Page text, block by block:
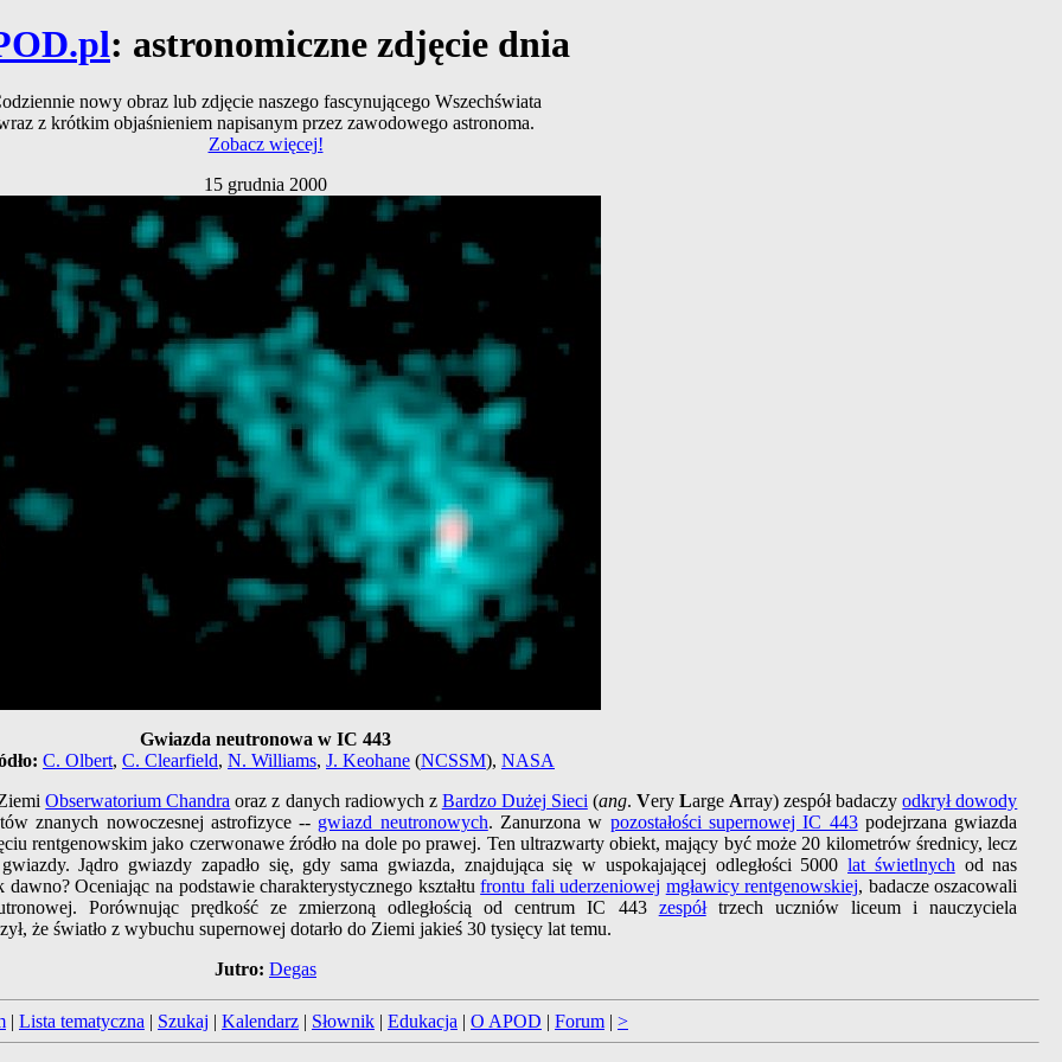
: astronomiczne zdjęcie dnia
nowy obraz lub zdjęcie naszego fascynującego Wszechświata
z krótkim objaśnieniem napisanym przez zawodowego astronoma.
Zobacz więcej!
15 grudnia 2000
Gwiazda neutronowa w IC 443
C. Olbert, C. Clearfield, N. Williams, J. Keohane (NCSSM), NASA
Obserwatorium Chandra oraz z danych radiowych z Bardzo Dużej Sieci (ang. VeryLarge Array) zespół badaczyodkrył dowody
znanych nowoczesnej astrofizyce -- gwiazd neutronowych. Zanurzona w pozostałości supernowej IC 443podejrzana gwiazda
rentgenowskim jako czerwonawe źródło na dole po prawej. Ten ultrazwarty obiekt, mający być może 20 kilometrów średnicy, lecz
Jądro gwiazdy zapadło się, gdy sama gwiazda, znajdująca się w uspokajającej odległości 5000lat świetlnych od nas
dawno? Oceniając na podstawie charakterystycznego kształtufrontu fali uderzeniowej mgławicy rentgenowskiej, badacze oszacowali
Porównując prędkość ze zmierzoną odległością od centrum IC 443 zespółtrzech uczniów liceum i nauczyciela
że światło z wybuchu supernowej dotarło do Ziemi jakieś 30 tysięcy lat temu.
Jutro: Degas
| Lista tematyczna | Szukaj | Kalendarz | Słownik | Edukacja | O APOD | Forum | >